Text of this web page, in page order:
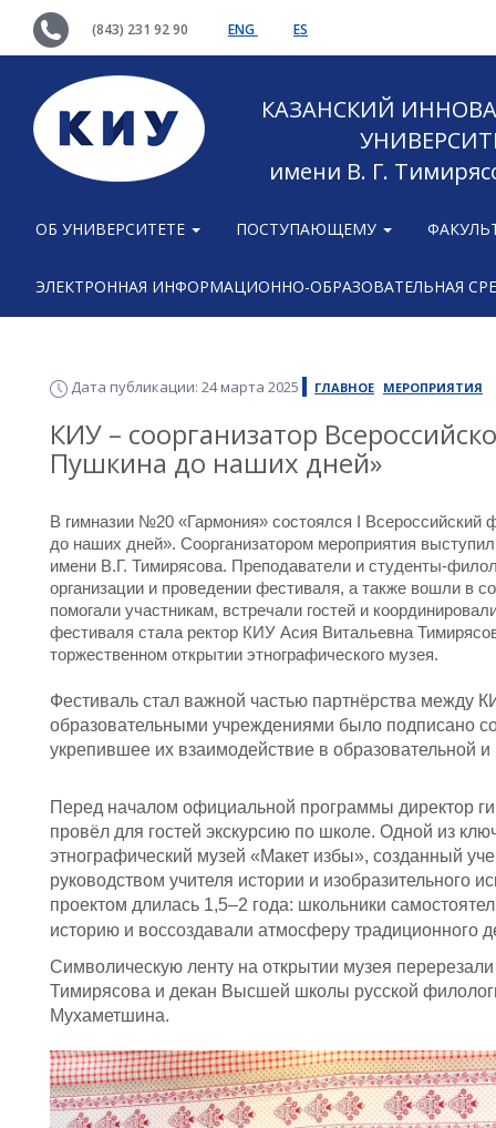
(843) 231 92 90 ENG ES
КАЗАНСКИЙ
имени В. Г.
ОБ УНИВЕРСИТЕТЕ ПОСТУПАЮЩЕМУ
ЭЛЕКТРОННАЯ ИНФОРМАЦИОННО-ОБРАЗОВАТЕЛЬНАЯ
Дата публикации: 24 марта 2025 ГЛАВНОЕ МЕРОПРИЯТИЯ
КИУ – соорганизатор
Пушкина до наших дней»
В гимназии №20 «Гармония» состоялся I Всероссийский
до наших дней». Соорганизатором мероприятия
имени В.Г. Тимирясова. Преподаватели и студенты-
организации и проведении фестиваля, а также вошли в
помогали участникам, встречали гостей и
фестиваля стала ректор КИУ Асия Витальевна
торжественном открытии этнографического музея.
Фестиваль стал важной частью партнёрства между
образовательными учреждениями было подписано
укрепившее их взаимодействие в образовательной
Перед началом официальной программы директор
провёл для гостей экскурсию по школе. Одной из
этнографический музей «Макет избы», созданный
руководством учителя истории и изобразительного
проектом длилась 1,5–2 года: школьники
историю и воссоздавали атмосферу традиционного
Символическую ленту на открытии музея
Тимирясова и декан Высшей школы русской
Мухаметшина.